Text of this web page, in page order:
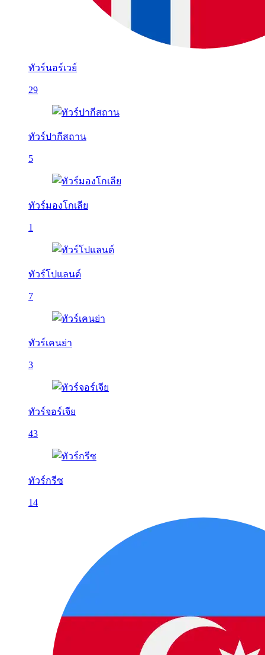
ทัวร์นอร์เวย์
29
ทัวร์ปากีสถาน
5
ทัวร์มองโกเลีย
1
ทัวร์โปแลนด์
7
ทัวร์เคนย่า
3
ทัวร์จอร์เจีย
43
ทัวร์กรีซ
14